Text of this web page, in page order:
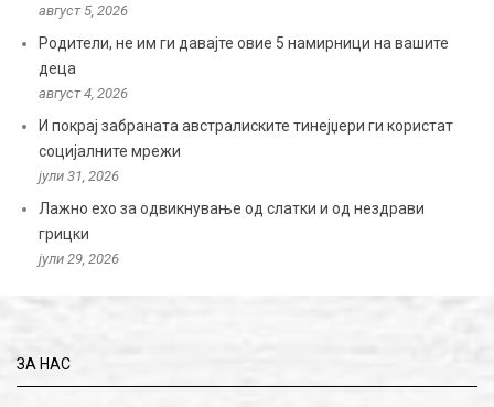
август 5, 2026
Родители, не им ги давајте овие 5 намирници на вашите
деца
август 4, 2026
И покрај забраната австралиските тинејџери ги користат
социјалните мрежи
јули 31, 2026
Лажно ехо за одвикнување од слатки и од нездрави
грицки
јули 29, 2026
ЗА НАС